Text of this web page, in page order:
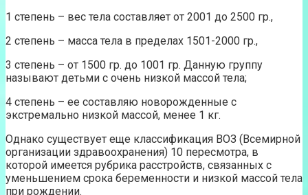
1 степень – вес тела составляет от 2001 до 2500 гр.,
2 степень – масса тела в пределах 1501-2000 гр.,
3 степень – от 1500 гр. до 1001 гр. Данную группу
называют детьми с очень низкой массой тела;
4 степень – ее составляю новорожденные с
экстремально низкой массой, менее 1 кг.
Однако существует еще классификация ВОЗ (Всемирной
организации здравоохранения) 10 пересмотра, в
которой имеется рубрика расстройств, связанных с
уменьшением срока беременности и низкой массой тела
при рождении.